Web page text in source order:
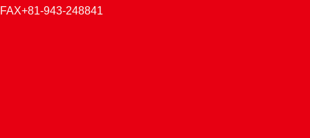
FAX+81-943-248841